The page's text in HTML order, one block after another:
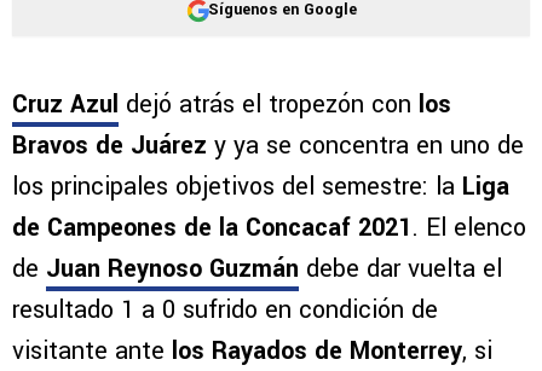
Síguenos en Google
Cruz Azul dejó atrás el tropezón con los
Bravos de Juárez y ya se concentra en uno de
los principales objetivos del semestre: la Liga
de Campeones de la Concacaf 2021. El elenco
de Juan Reynoso Guzmán debe dar vuelta el
resultado 1 a 0 sufrido en condición de
visitante ante los Rayados de Monterrey, si